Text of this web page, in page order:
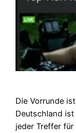
Die Vorrunde
Deutschland
jeder Treffer